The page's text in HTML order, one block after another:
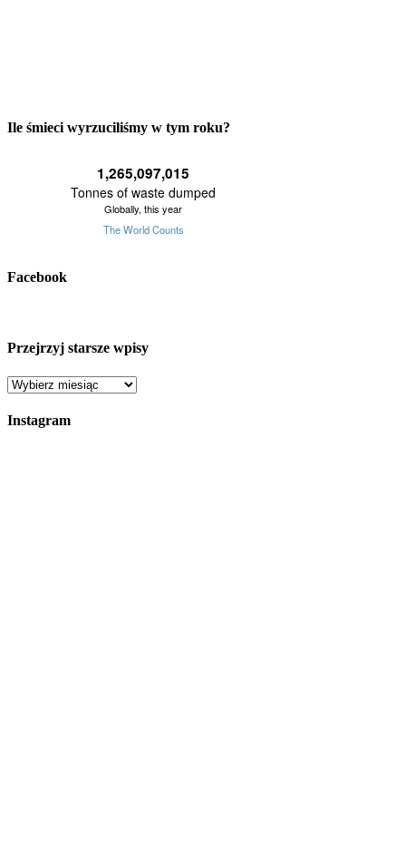
Ile śmieci wyrzuciliśmy w tym roku?
Facebook
Przejrzyj starsze wpisy
Przejrzyj
wpisy
Instagram